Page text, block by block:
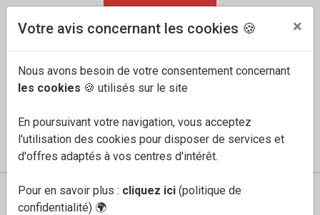
04 91 60 68 33
COMPTE MES FAVORIS
Votre avis concernant les cookies 🍪 ×
Nous avons besoin de votre consentement concernant
les cookies 🍪 utilisés sur le site
En poursuivant votre navigation, vous acceptez
l'utilisation des cookies pour disposer de services et
d'offres adaptés à vos centres d'intérêt.
Pour en savoir plus : cliquez ici (politique de
confidentialité) 🌍